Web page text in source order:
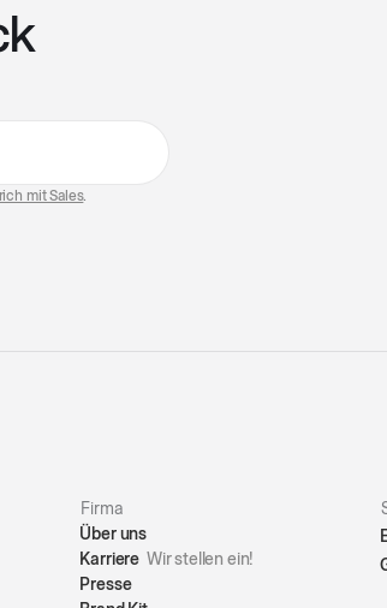
mit Sales.
Firma
Über uns
Karriere Wir stellen ein!
Presse